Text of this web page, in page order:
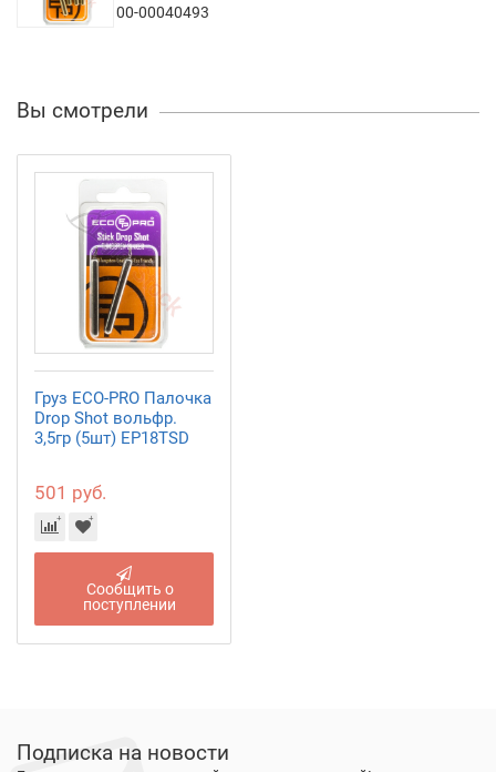
00-00040493
Вы смотрели
Груз ECO-PRO Палочка
Drop Shot вольфр.
3,5гр (5шт) EP18TSD
501 руб.
Сообщить о
поступлении
Подписка на новости